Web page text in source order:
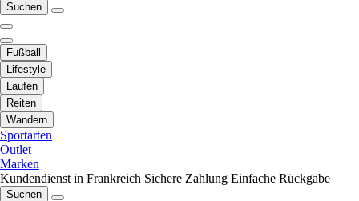
Suchen
Fußball
Lifestyle
Laufen
Reiten
Wandern
Sportarten
Outlet
Marken
Kundendienst in Frankreich Sichere Zahlung Einfache Rückgabe
Suchen